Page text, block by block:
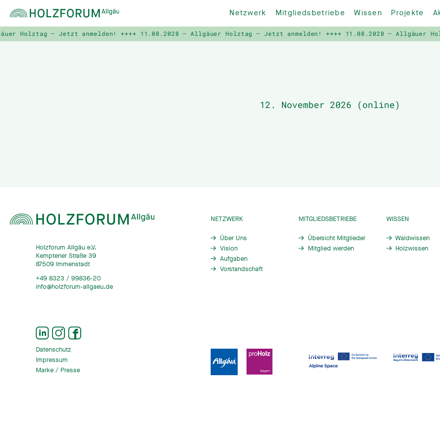
Netzwerk Mitgliedsbetriebe Wissen Projekte
Holztag – Jetzt anmelden! ++++11.08.2028 – Allgäuer Holztag – Jetzt anmelden! ++++11.08.2028 – Allgäuer
12. November 2026 (online)
Holzforum Allgäu e.V.
Kemptener Straße 39
87509 Immenstadt
+49 8323 / 99836-20
info@holzforum-allgaeu.de
Datenschutz
Impressum
Marke / Presse
NETZWERK
Über Uns
Vision
Aufgaben
Vorstandschaft
MITGLIEDSBETRIEBE
Übersicht Mitglieder
Mitglied werden
WISSEN
Waldwissen
Holzwissen